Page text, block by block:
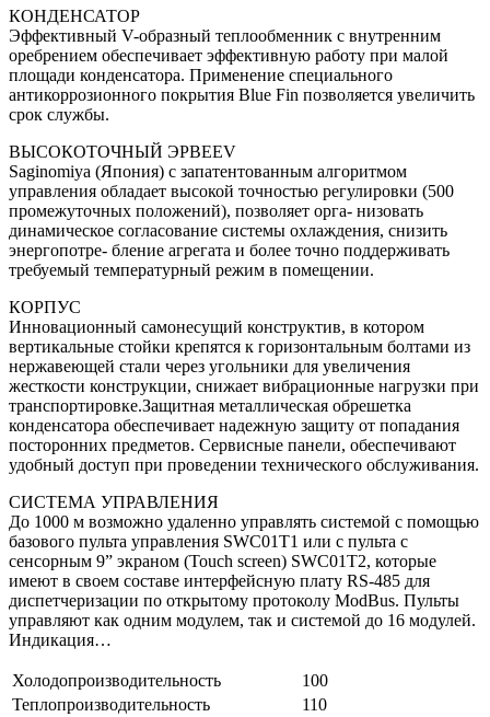
КОНДЕНСАТОР
Эффективный V-образный теплообменник с внутренним
оребрением обеспечивает эффективную работу при малой
площади конденсатора. Применение специального
антикоррозионного покрытия Blue Fin позволяется увеличить
срок службы.
ВЫСОКОТОЧНЫЙ ЭРВEEV
Saginomiya (Япония) с запатентованным алгоритмом
управления обладает высокой точностью регулировки (500
промежуточных положений), позволяет орга- низовать
динамическое согласование системы охлаждения, снизить
энергопотре- бление агрегата и более точно поддерживать
требуемый температурный режим в помещении.
КОРПУС
Инновационный самонесущий конструктив, в котором
вертикальные стойки крепятся к горизонтальным болтами из
нержавеющей стали через угольники для увеличения
жесткости конструкции, снижает вибрационные нагрузки при
транспортировке.Защитная металлическая обрешетка
конденсатора обеспечивает надежную защиту от попадания
посторонних предметов. Сервисные панели, обеспечивают
удобный доступ при проведении технического обслуживания.
СИСТЕМА УПРАВЛЕНИЯ
До 1000 м возможно удаленно управлять системой с помощью
базового пульта управления SWC01T1 или с пульта с
сенсорным 9” экраном (Touch screen) SWC01T2, которые
имеют в своем составе интерфейсную плату RS-485 для
диспетчеризации по открытому протоколу ModBus. Пульты
управляют как одним модулем, так и системой до 16 модулей.
Индикация…
Холодопроизводительность
100
Теплопроизводительность
110